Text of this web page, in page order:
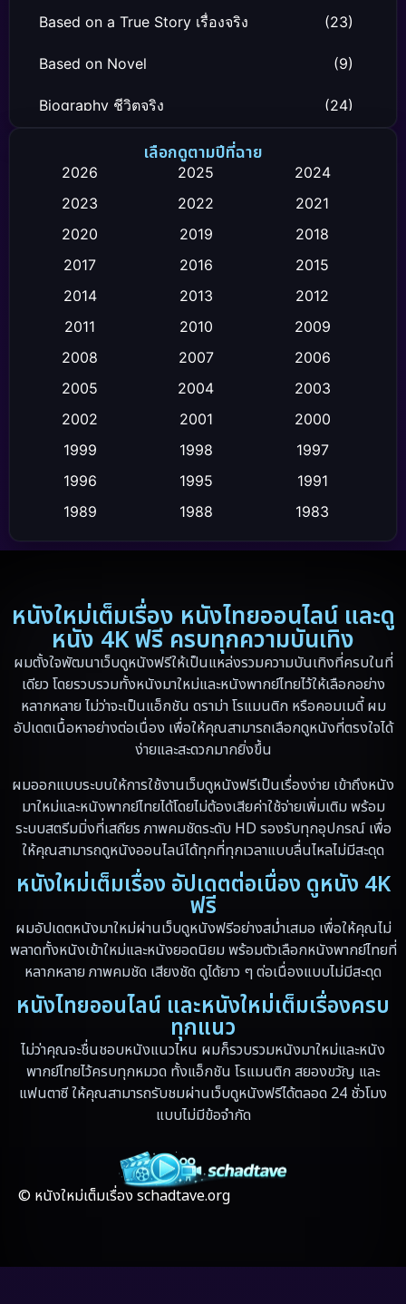
Based on a True Story เรื่องจริง (23)
Based on Novel (9)
Biography ชีวิตจริง (24)
Comedy ตลก (119)
Comedy ตลก
Crime อาชญากรรม (111)
Crime อาชญากรรม
Culture
Dance เต้น
Disaster (13)
Disney+ (5)
Documentary สารคดี (19)
Drama ดราม่า (10)
Dystopian (13)
Emotional (59)
Family ครอบครัว
Fantasy จินตนาการ (89)
Fantasy แฟนตาซี (4)
Gothic
เลือกดูตามปีที่ฉาย
2026 2025
2024
2023
2022
2021
2020
2019
2018
2017
2016
2015
2014
2013
2012
2011
2010
2009
2008
2007
2006
2005
2004
2003
2002
2001
2000
1999
1998
1997
1996
1995
1991
1989
1988
1983
1982
1971
1962
หนังใหม่เต็มเรื่อง หนังไทยออนไลน์ และดู
หนัง 4K ฟรี ครบทุกความบันเทิง
ผมตั้งใจพัฒนาเว็บดูหนังฟรีให้เป็นแหล่งรวมความบันเทิงที่ครบในที่
เดียว โดยรวบรวมทั้งหนังมาใหม่และหนังพากย์ไทยไว้ให้เลือกอย่าง
หลากหลาย ไม่ว่าจะเป็นแอ็กชัน ดราม่า โรแมนติก หรือคอมเมดี้ ผม
อัปเดตเนื้อหาอย่างต่อเนื่อง เพื่อให้คุณสามารถเลือกดูหนังที่ตรงใจได้
ง่ายและสะดวกมากยิ่งขึ้น
ผมออกแบบระบบให้การใช้งานเว็บดูหนังฟรีเป็นเรื่องง่าย เข้าถึงหนัง
มาใหม่และหนังพากย์ไทยได้โดยไม่ต้องเสียค่าใช้จ่ายเพิ่มเติม พร้อม
ระบบสตรีมมิ่งที่เสถียร ภาพคมชัดระดับ HD รองรับทุกอุปกรณ์ เพื่อ
ให้คุณสามารถดูหนังออนไลน์ได้ทุกที่ทุกเวลาแบบลื่นไหลไม่มีสะดุด
หนังใหม่เต็มเรื่อง อัปเดตต่อเนื่อง ดูหนัง 4K
ฟรี
ผมอัปเดตหนังมาใหม่ผ่านเว็บดูหนังฟรีอย่างสม่ำเสมอ เพื่อให้คุณไม่
พลาดทั้งหนังเข้าใหม่และหนังยอดนิยม พร้อมตัวเลือกหนังพากย์ไทยที่
หลากหลาย ภาพคมชัด เสียงชัด ดูได้ยาว ๆ ต่อเนื่องแบบไม่มีสะดุด
หนังไทยออนไลน์ และหนังใหม่เต็มเรื่องครบ
ทุกแนว
ไม่ว่าคุณจะชื่นชอบหนังแนวไหน ผมก็รวบรวมหนังมาใหม่และหนัง
พากย์ไทยไว้ครบทุกหมวด ทั้งแอ็กชัน โรแมนติก สยองขวัญ และ
แฟนตาซี ให้คุณสามารถรับชมผ่านเว็บดูหนังฟรีได้ตลอด 24 ชั่วโมง
แบบไม่มีข้อจำกัด
© หนังใหม่เต็มเรื่อง schadtave.org